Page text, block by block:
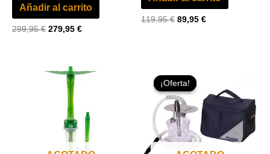
Añadir al carrito
299,95€ 279,95 €
119,95€ 89,95 €
producto
múltiples
variantes.
¡Oferta!
¡Oferta!
precio
original
era:
79,95 €.
actual
es:
55,00 €.